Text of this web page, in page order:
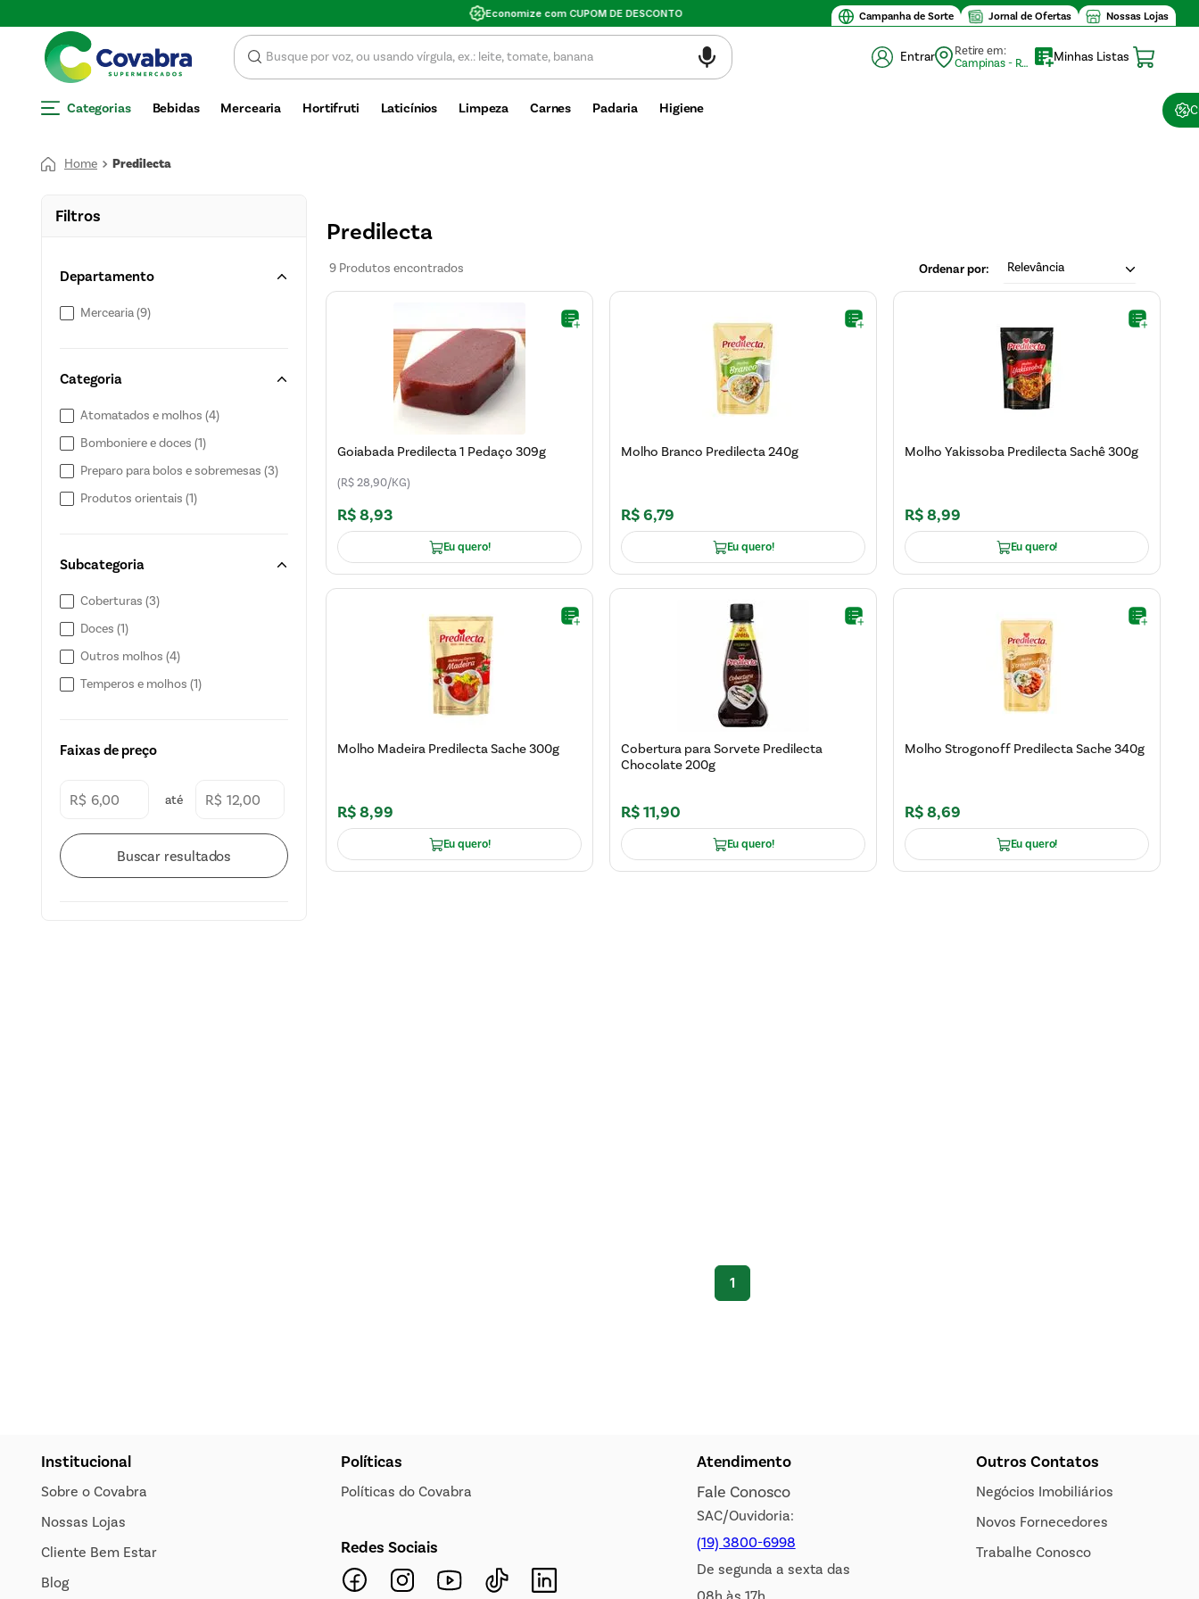
Campanha de Sorte Jornal de Ofertas Nossas Lojas
Valor mínimo de compra $30
Entrar
Retire em:
Campinas - Retirada (10)
Minhas Listas
Categorias Bebidas Mercearia Hortifruti Laticínios Limpeza Carnes Padaria Higiene
Predilecta
Filtros
Departamento
Mercearia (9)
Categoria
Atomatados e molhos (4)
Bomboniere e doces (1)
Preparo para bolos e sobremesas (3)
Produtos orientais (1)
Subcategoria
Coberturas (3)
Doces (1)
Outros molhos (4)
Temperos e molhos (1)
Faixas de preço
R$ R$
Predilecta
9 Produtos Relevância
Goiabada Predilecta 1 Pedaço 309g
(R$ 28,90/KG)
R$8,93
Eu quero!
Molho Branco Predilecta 240g
R$6,79
Eu quero!
Molho Yakissoba Predilecta Sachê 300g
R$8,99
Eu quero!
Molho Madeira Predilecta Sache 300g
R$8,99
Eu quero!
Cobertura para Sorvete Predilecta
Chocolate 200g
R$11,90
Eu quero!
Molho Strogonoff Predilecta Sache 340g
R$8,69
Eu quero!
1
Institucional
Sobre o Covabra
Nossas Lojas
Cliente Bem Estar
Blog
Políticas
Políticas do Covabra
Redes Sociais
Atendimento
Fale Conosco
SAC/Ouvidoria:
(19) 3800-6998
De segunda a sexta das
Outros Contatos
Negócios Imobiliários
Novos Fornecedores
Trabalhe Conosco